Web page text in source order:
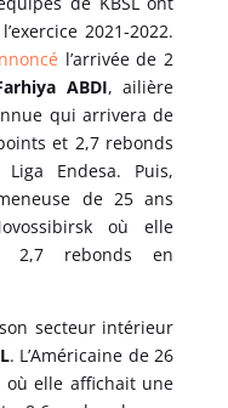
2021-2022.
l’arrivée de 2
ABDI, ailière
qui arrivera de
et 2,7 rebonds
Endesa. Puis,
de 25 ans
où elle
2,7 rebonds en
secteur intérieur
. L’Américaine de 26
où elle affichait une